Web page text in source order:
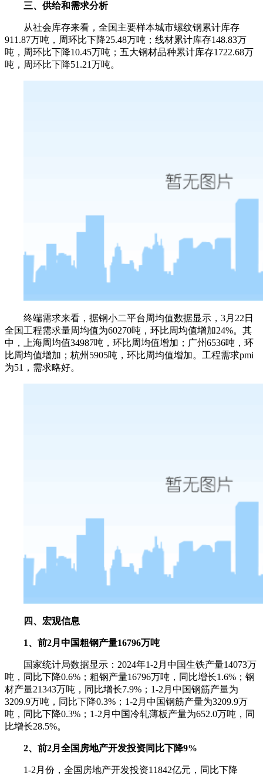
三、供给和需求分析
从社会库存来看，全国主要样本城市螺纹钢累计库存
911.87万吨，周环比下降25.48万吨；线材累计库存148.83万
吨，周环比下降10.45万吨；五大钢材品种累计库存1722.68万
吨，周环比下降51.21万吨。
终端需求来看，据钢小二平台周均值数据显示，3月22日
全国工程需求量周均值为60270吨，环比周均值增加24%。其
中，上海周均值34987吨，环比周均值增加；广州6536吨，环
比周均值增加；杭州5905吨，环比周均值增加。工程需求pmi
为51，需求略好。
四、宏观信息
1、前2月中国粗钢产量16796万吨
国家统计局数据显示：2024年1-2月中国生铁产量14073万
吨，同比下降0.6%；粗钢产量16796万吨，同比增长1.6%；钢
材产量21343万吨，同比增长7.9%；1-2月中国钢筋产量为
3209.9万吨，同比下降0.3%；1-2月中国钢筋产量为3209.9万
吨，同比下降0.3%；1-2月中国冷轧薄板产量为652.0万吨，同
比增长28.5%。
2、前2月全国房地产开发投资同比下降9%
1-2月份，全国房地产开发投资11842亿元，同比下降